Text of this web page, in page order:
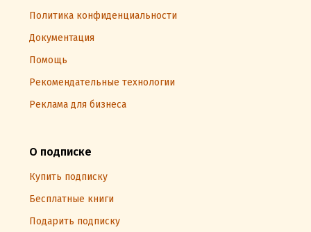
Политика конфиденциальности
Документация
Помощь
Рекомендательные технологии
Реклама для бизнеса
О подписке
Купить подписку
Бесплатные книги
Подарить подписку